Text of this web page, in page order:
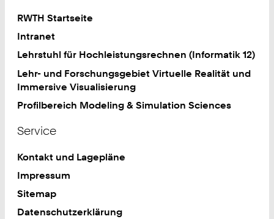
4
7
4
RWTH Startseite
Intranet
Lehrstuhl für Hochleistungsrechnen (Informatik 12)
Lehr- und Forschungsgebiet Virtuelle Realität und
Immersive Visualisierung
Profilbereich Modeling & Simulation Sciences
Service
Kontakt und Lagepläne
Impressum
Sitemap
Datenschutzerklärung